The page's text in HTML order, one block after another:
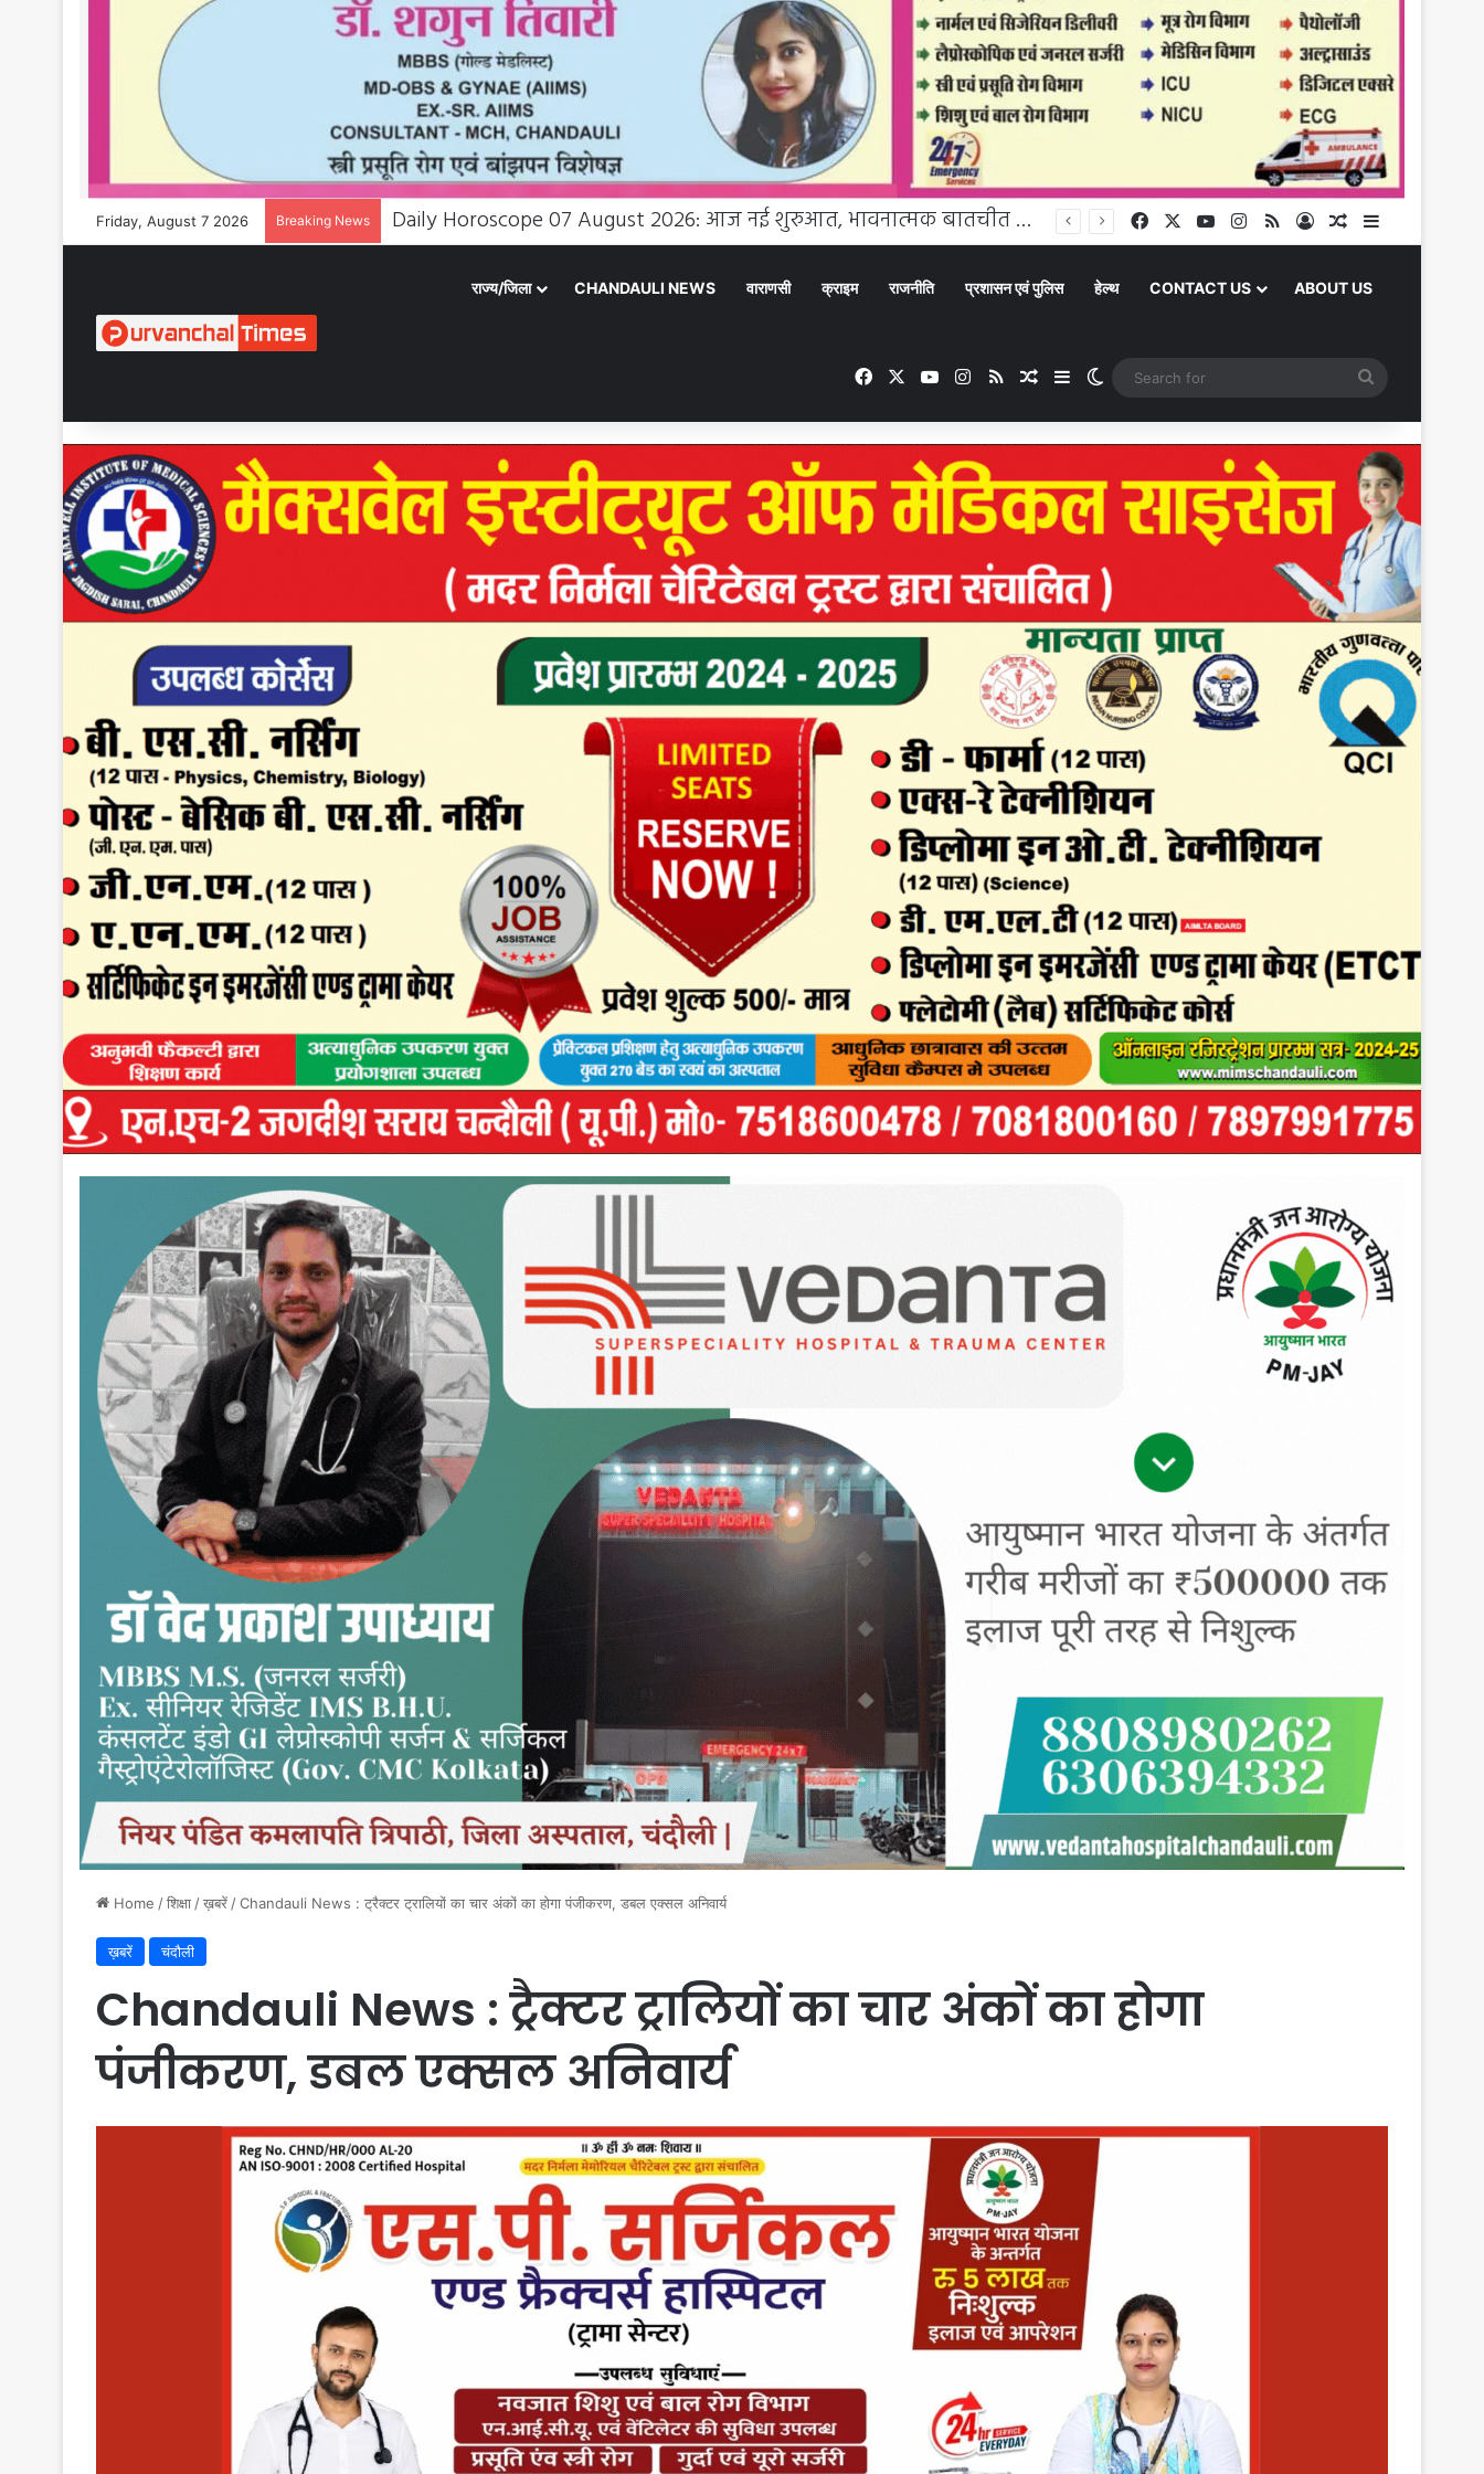
Friday, August 7 2026 Breaking News घूंघट की ओट से आत्मनिर्भरता तक: उर्मिला पटेल बनीं ग्रामीण महिला सशक्तिकरण की प्रेरक मिसाल Facebook YouTubeInstagram
RSS Log InRandom Article
राज्य/जिला CHANDAULI NEWS वाराणसी क्राइम राजनीति प्रशासन एवं पुलिस हेल्थ CONTACT US ABOUT US
Facebook YouTubeInstagram
RSS Random Article
SidebarSwitch skin
Home /शिक्षा /ख़बरें /Chandauli News : ट्रैक्टर ट्रालियों का चार अंकों का होगा पंजीकरण, डबल एक्सल अनिवार्य
ख़बरें चंदौली
Chandauli News : ट्रैक्टर ट्रालियों का चार अंकों का होगा
पंजीकरण, डबल एक्सल अनिवार्य